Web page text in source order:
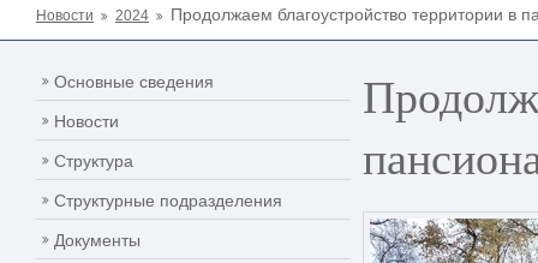
Новости 2024 Продолжаем благоустройство территории в
Основные сведения
Новости
Структура
Структурные подразделения
Документы